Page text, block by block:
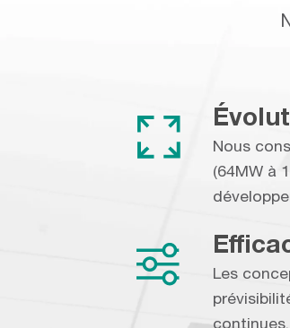
Nous
(64MW à
Les